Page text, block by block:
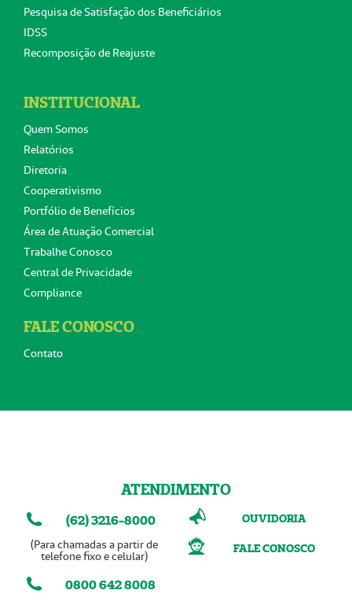
Pesquisa de Satisfação dos Beneficiários
IDSS
Recomposição de Reajuste
INSTITUCIONAL
Quem Somos
Relatórios
Diretoria
Cooperativismo
Portfólio de Benefícios
Área de Atuação Comercial
Trabalhe Conosco
Central de Privacidade
Compliance
FALE CONOSCO
Contato
ATENDIMENTO
(62) 3216-8000
(Para chamadas a partir de
telefone fixo e celular)
0800 642 8008
OUVIDORIA
FALE CONOSCO